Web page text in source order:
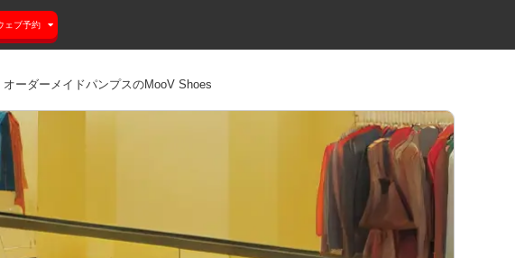
ェブ予約
ーダーメイドパンプスのMooV Shoes